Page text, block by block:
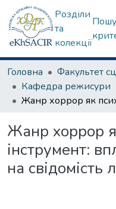
Розділи
та
колекції
Головна
Кафедра режисури
Жанр хоррор
інструмент:
на свідомість